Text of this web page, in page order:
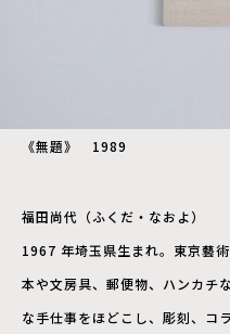
《無題》 1989
福田尚代（ふくだ・なおよ）
1967 年埼玉県生まれ。東京藝
本や文房具、郵便物、ハンカチ
な手仕事をほどこし、彫刻、コ